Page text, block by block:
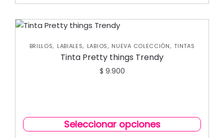
BRILLOS, LABIALES, LABIOS, NUEVA COLECCIÓN,TINTAS
Tinta Pretty things Trendy
$ 9.900
Seleccionar opciones